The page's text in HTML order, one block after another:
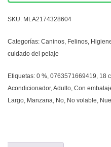
SKU: MLA2174328604
Categorías: Caninos, Felinos,
cuidado del pelaje
Etiquetas: 0 %, 0763571669419, 18
Acondicionador,Adulto, Con
Largo, Manzana, No, No volable,